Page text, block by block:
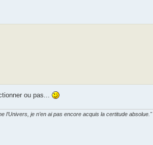
ou pas...
l’Univers, je n’en ai pas encore acquis la certitude absolue."